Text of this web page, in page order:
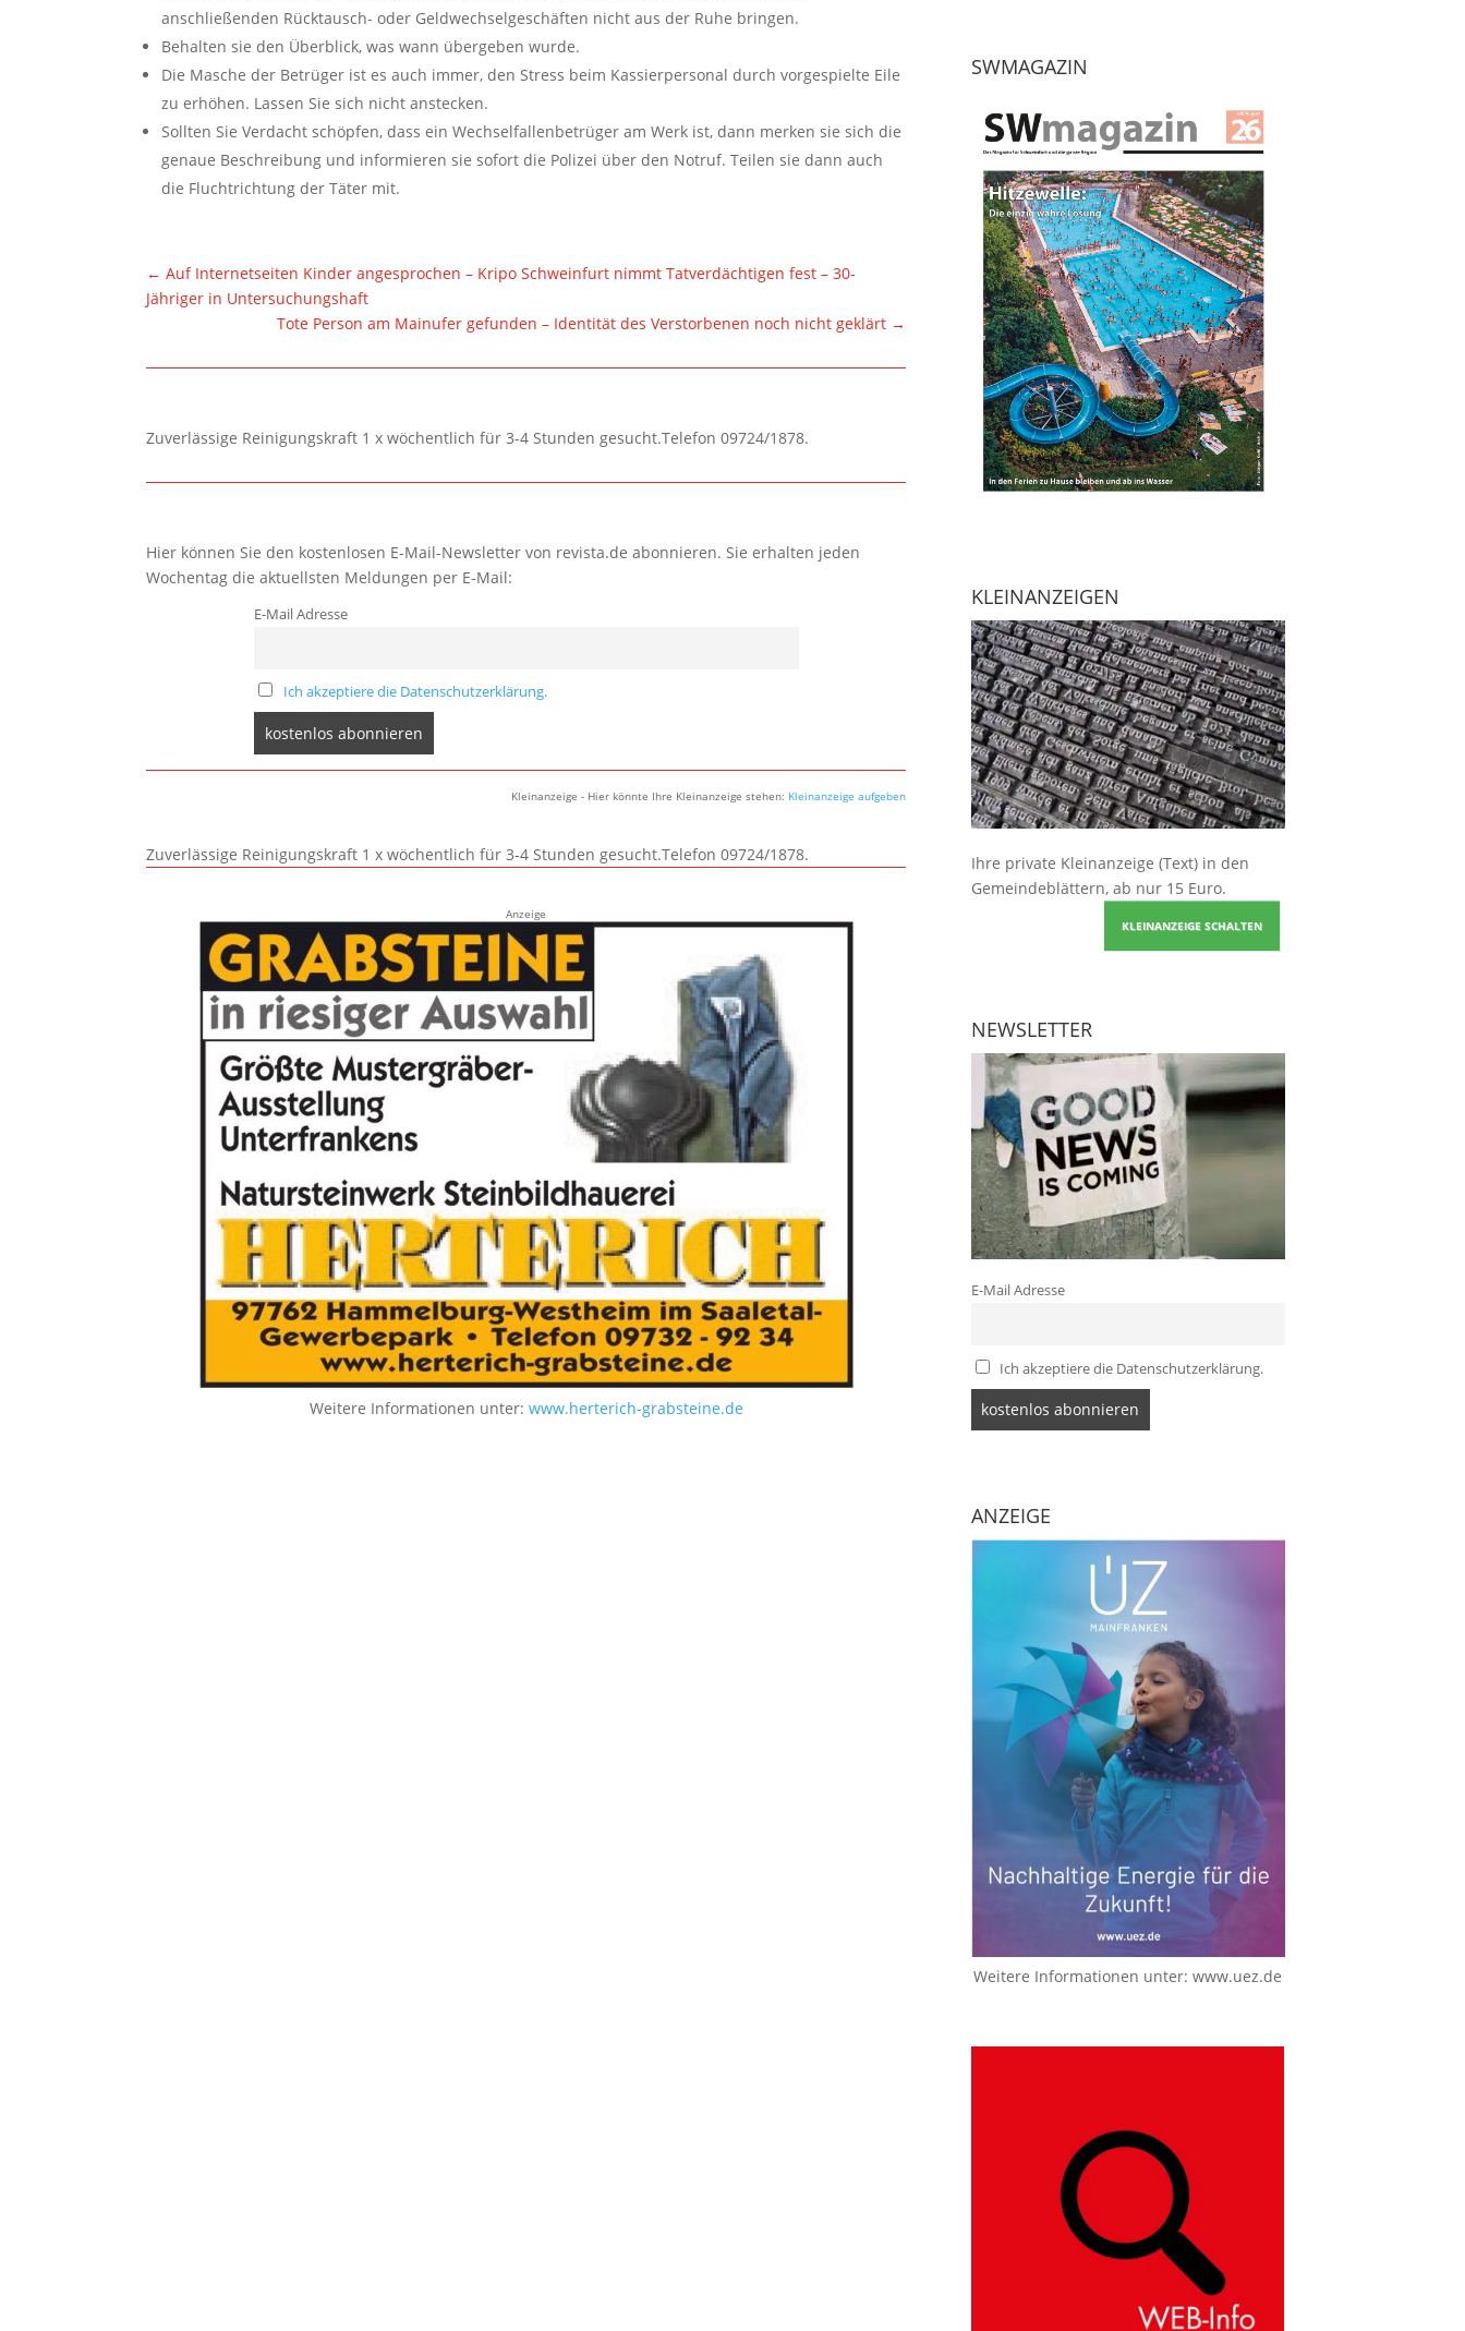
anschließenden Rücktausch- oder Geldwechselgeschäften nicht aus der Ruhe bringen.
Behalten sie den Überblick, was wann übergeben wurde.
Die Masche der Betrüger ist es auch immer, den Stress beim Kassierpersonal durch vorgespielte Eile
zu erhöhen. Lassen Sie sich nicht anstecken.
Sollten Sie Verdacht schöpfen, dass ein Wechselfallenbetrüger am Werk ist, dann merken sie sich die
genaue Beschreibung und informieren sie sofort die Polizei über den Notruf. Teilen sie dann auch
die Fluchtrichtung der Täter mit.
←Auf Internetseiten Kinder angesprochen – Kripo Schweinfurt nimmt Tatverdächtigen fest – 30-
Jähriger in Untersuchungshaft
Tote Person am Mainufer gefunden – Identität des Verstorbenen noch nicht geklärt →
Zuverlässige Reinigungskraft 1 x wöchentlich für 3-4 Stunden gesucht.Telefon 09724/1878.
Hier können Sie den kostenlosen E-Mail-Newsletter von revista.de abonnieren. Sie erhalten jeden
Wochentag die aktuellsten Meldungen per E-Mail:
E-Mail Adresse
Ich akzeptiere die Datenschutzerklärung.
Kleinanzeige - Hier könnte Ihre Kleinanzeige stehen: Kleinanzeige aufgeben
Zuverlässige Reinigungskraft 1 x wöchentlich für 3-4 Stunden gesucht.Telefon 09724/1878.
Anzeige
Weitere Informationen unter: www.herterich-grabsteine.de
SWMAGAZIN
KLEINANZEIGEN
Ihre private Kleinanzeige (Text) in den
Gemeindeblättern, ab nur 15 Euro.
KLEINANZEIGE SCHALTEN
NEWSLETTER
E-Mail Adresse
Ich akzeptiere die Datenschutzerklärung.
ANZEIGE
Weitere Informationen unter:www.uez.de